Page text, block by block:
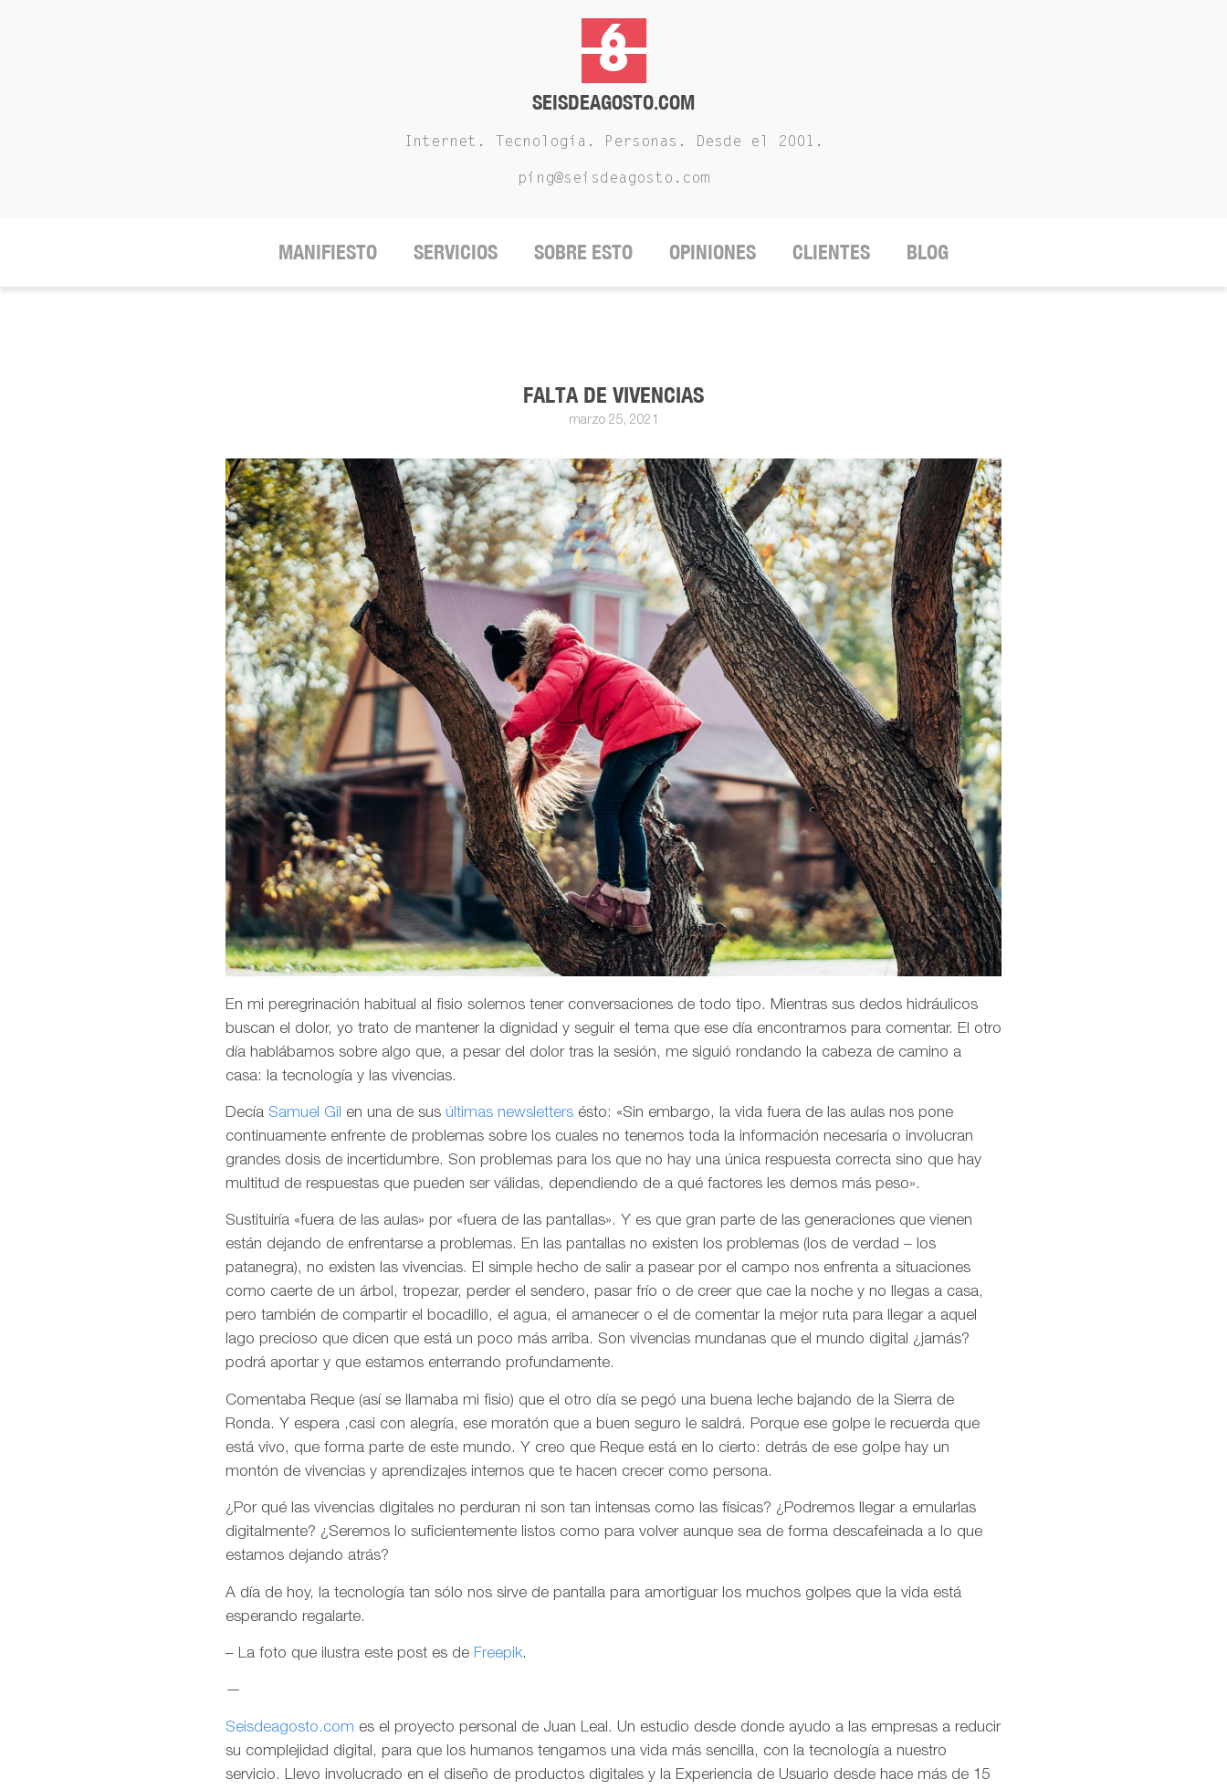
SEISDEAGOSTO.COM
Internet. Tecnología. Personas. Desde el 2001.
ping@seisdeagosto.com
MANIFIESTO SERVICIOS SOBRE ESTO OPINIONES CLIENTES BLOG
FALTA DE VIVENCIAS
marzo 25, 2021
En mi peregrinación habitual al fisio solemos tener conversaciones de todo tipo. Mientras sus dedos hidráulicos
buscan el dolor, yo trato de mantener la dignidad y seguir el tema que ese día encontramos para comentar. El otro
día hablábamos sobre algo que, a pesar del dolor tras la sesión, me siguió rondando la cabeza de camino a
casa: la tecnología y las vivencias.
Decía Samuel Gil en una de sus últimas newsletters ésto: «Sin embargo, la vida fuera de las aulas nos pone
continuamente enfrente de problemas sobre los cuales no tenemos toda la información necesaria o involucran
grandes dosis de incertidumbre. Son problemas para los que no hay una única respuesta correcta sino que hay
multitud de respuestas que pueden ser válidas, dependiendo de a qué factores les demos más peso».
Sustituiría «fuera de las aulas» por «fuera de las pantallas». Y es que gran parte de las generaciones que vienen
están dejando de enfrentarse a problemas. En las pantallas no existen los problemas (los de verdad – los
patanegra), no existen las vivencias. El simple hecho de salir a pasear por el campo nos enfrenta a situaciones
como caerte de un árbol, tropezar, perder el sendero, pasar frío o de creer que cae la noche y no llegas a casa,
pero también de compartir el bocadillo, el agua, el amanecer o el de comentar la mejor ruta para llegar a aquel
lago precioso que dicen que está un poco más arriba. Son vivencias mundanas que el mundo digital ¿jamás?
podrá aportar y que estamos enterrando profundamente.
Comentaba Reque (así se llamaba mi fisio) que el otro día se pegó una buena leche bajando de la Sierra de
Ronda. Y espera ,casi con alegría, ese moratón que a buen seguro le saldrá. Porque ese golpe le recuerda que
está vivo, que forma parte de este mundo. Y creo que Reque está en lo cierto: detrás de ese golpe hay un
montón de vivencias y aprendizajes internos que te hacen crecer como persona.
¿Por qué las vivencias digitales no perduran ni son tan intensas como las físicas? ¿Podremos llegar a emularlas
digitalmente? ¿Seremos lo suficientemente listos como para volver aunque sea de forma descafeinada a lo que
estamos dejando atrás?
A día de hoy, la tecnología tan sólo nos sirve de pantalla para amortiguar los muchos golpes que la vida está
esperando regalarte.
– La foto que ilustra este post es de Freepik.
—
Seisdeagosto.com es el proyecto personal de Juan Leal. Un estudio desde donde ayudo a las empresas a reducir
su complejidad digital, para que los humanos tengamos una vida más sencilla, con la tecnología a nuestro
servicio. Llevo involucrado en el diseño de productos digitales y la Experiencia de Usuario desde hace más de 15